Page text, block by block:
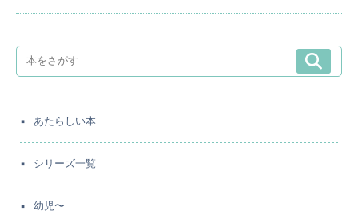
あたらしい本
シリーズ一覧
幼児〜